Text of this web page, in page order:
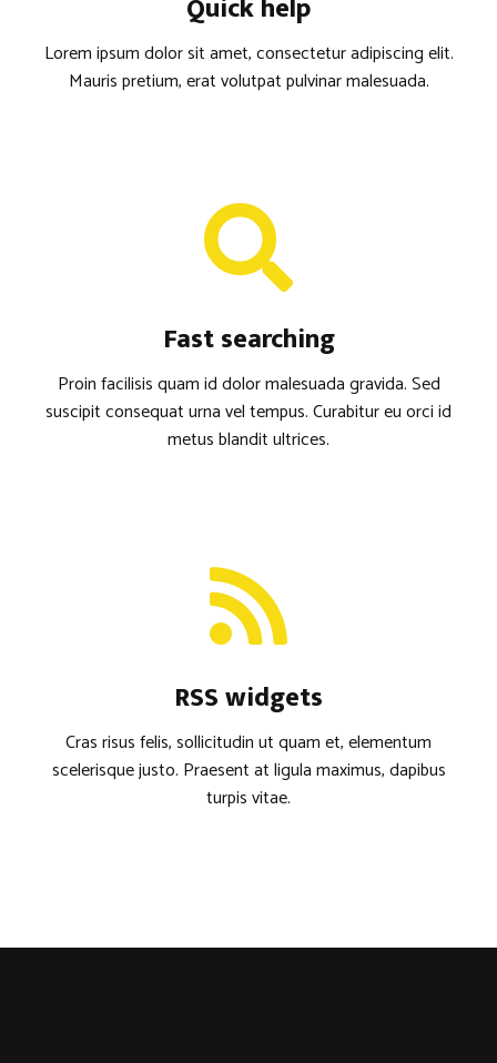
Quick help
Lorem ipsum dolor sit amet, consectetur adipiscing elit.
Mauris pretium, erat volutpat pulvinar malesuada.
Fast searching
Proin facilisis quam id dolor malesuada gravida. Sed
suscipit consequat urna vel tempus. Curabitur eu orci id
metus blandit ultrices.
RSS widgets
Cras risus felis, sollicitudin ut quam et, elementum
scelerisque justo. Praesent at ligula maximus, dapibus
turpis vitae.